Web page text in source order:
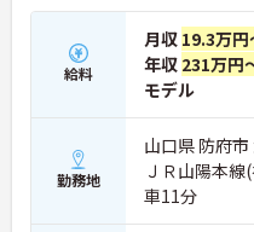
給料
月収 19.3万
年収 231万円
モデル
勤務地
山口県 防府
ＪＲ山陽本線
車11分